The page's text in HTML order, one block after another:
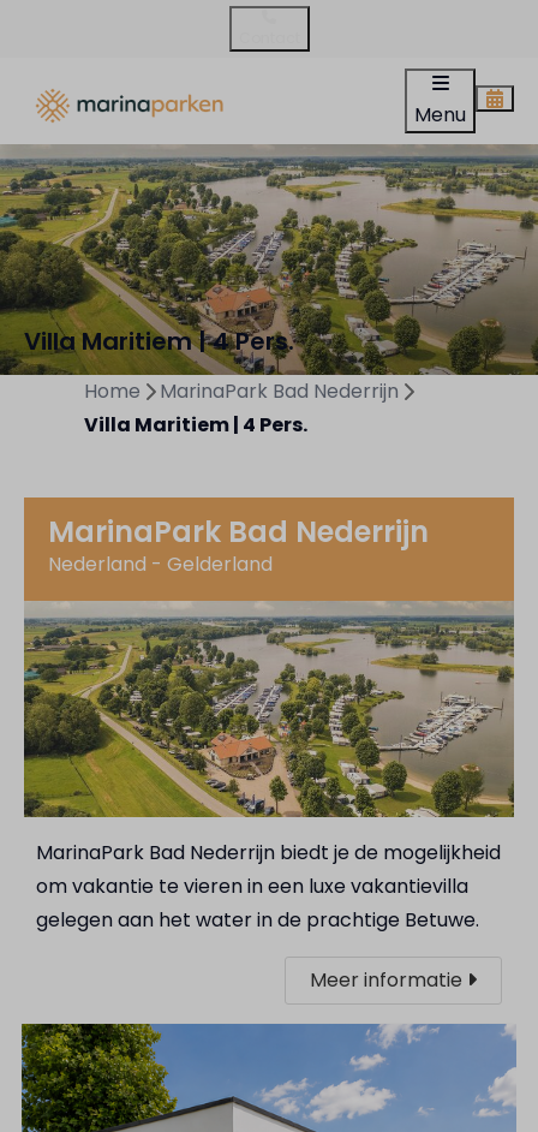
Menu
Villa Maritiem | 4 Pers.
Home
MarinaPark Bad Nederrijn
Villa Maritiem | 4 Pers.
MarinaPark Bad Nederrijn
Nederland - Gelderland
MarinaPark Bad Nederrijn biedt je de mogelijkheid
om vakantie te vieren in een luxe vakantievilla
gelegen aan het water in de prachtige Betuwe.
Meer informatie